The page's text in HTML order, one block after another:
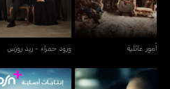
أمور عائلية ورود حمراء - ريد روزس